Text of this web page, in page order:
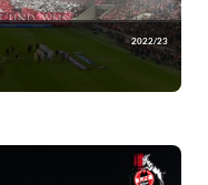
2022/23